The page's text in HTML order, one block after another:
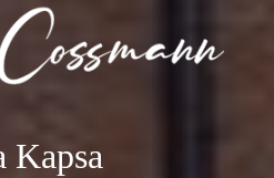
Kapsa